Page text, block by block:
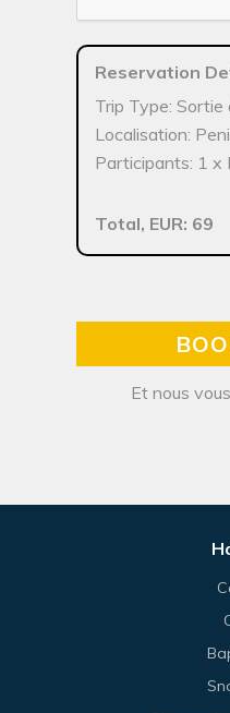
Reservation
Trip Type: Sortie
Localisation:
Participants: 1 x
Total, EUR: 69
Et nous